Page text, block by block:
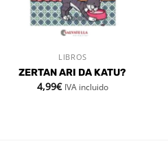
VISTA RÁPIDA
LIBROS
ZERTAN ARI DA KATU?
4,99€ IVA incluido